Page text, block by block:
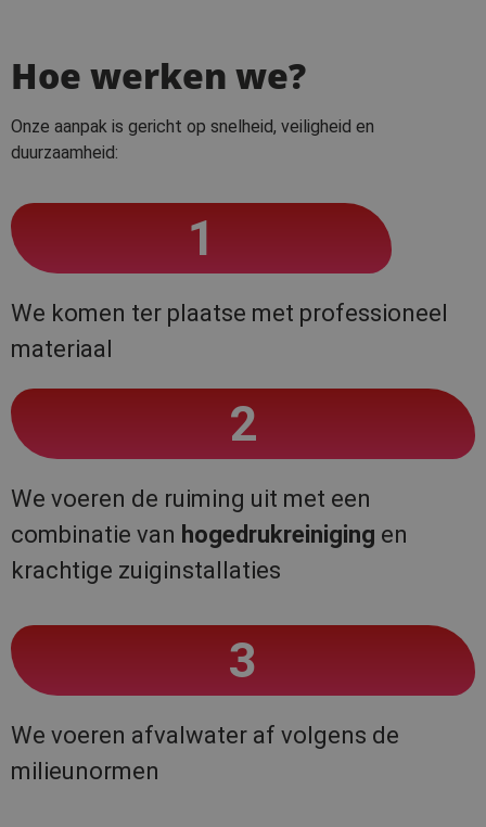
Hoe werken we?
Onze aanpak is gericht op snelheid, veiligheid en
duurzaamheid:
1
We komen ter plaatse met professioneel
materiaal
2
We voeren de ruiming uit met een
combinatie van hogedrukreiniging en
krachtige zuiginstallaties
3
We voeren afvalwater af volgens de
milieunormen